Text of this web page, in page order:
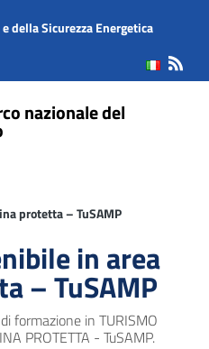
della Sicurezza Energetica
nazionale del
protetta – TuSAMP
in area
– TuSAMP
formazione in TURISMO
PROTETTA - TuSAMP.